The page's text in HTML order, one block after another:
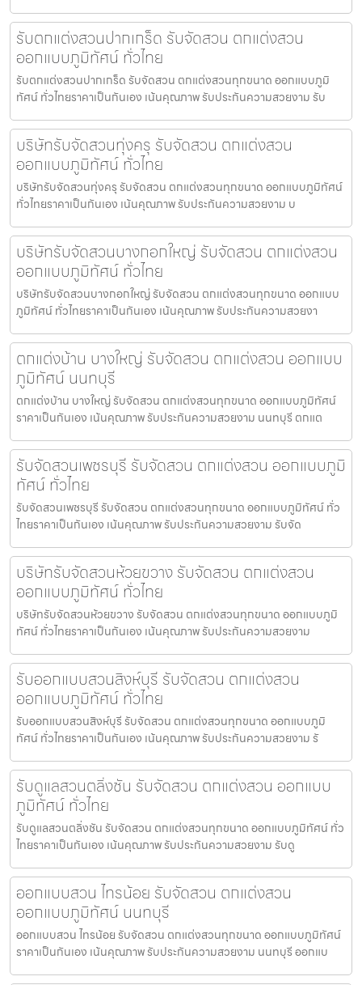
รับตกแต่งสวนปากเกร็ด รับจัดสวน ตกแต่งสวน
ออกแบบภูมิทัศน์ ทั่วไทย
รับตกแต่งสวนปากเกร็ด รับจัดสวน ตกแต่งสวนทุกขนาด ออกแบบภูมิ
ทัศน์ ทั่วไทยราคาเป็นกันเอง เน้นคุณภาพ รับประกันความสวยงาม รับ
บริษัทรับจัดสวนทุ่งครุ รับจัดสวน ตกแต่งสวน
ออกแบบภูมิทัศน์ ทั่วไทย
บริษัทรับจัดสวนทุ่งครุ รับจัดสวน ตกแต่งสวนทุกขนาด ออกแบบภูมิทัศน์
ทั่วไทยราคาเป็นกันเอง เน้นคุณภาพ รับประกันความสวยงาม บ
บริษัทรับจัดสวนบางกอกใหญ่ รับจัดสวน ตกแต่งสวน
ออกแบบภูมิทัศน์ ทั่วไทย
บริษัทรับจัดสวนบางกอกใหญ่ รับจัดสวน ตกแต่งสวนทุกขนาด ออกแบบ
ภูมิทัศน์ ทั่วไทยราคาเป็นกันเอง เน้นคุณภาพ รับประกันความสวยงา
ตกแต่งบ้าน บางใหญ่ รับจัดสวน ตกแต่งสวน ออกแบบ
ภูมิทัศน์ นนทบุรี
ตกแต่งบ้าน บางใหญ่ รับจัดสวน ตกแต่งสวนทุกขนาด ออกแบบภูมิทัศน์
ราคาเป็นกันเอง เน้นคุณภาพ รับประกันความสวยงาม นนทบุรี ตกแต
รับจัดสวนเพชรบุรี รับจัดสวน ตกแต่งสวน ออกแบบภูมิ
ทัศน์ ทั่วไทย
รับจัดสวนเพชรบุรี รับจัดสวน ตกแต่งสวนทุกขนาด ออกแบบภูมิทัศน์ ทั่ว
ไทยราคาเป็นกันเอง เน้นคุณภาพ รับประกันความสวยงาม รับจัด
บริษัทรับจัดสวนห้วยขวาง รับจัดสวน ตกแต่งสวน
ออกแบบภูมิทัศน์ ทั่วไทย
บริษัทรับจัดสวนห้วยขวาง รับจัดสวน ตกแต่งสวนทุกขนาด ออกแบบภูมิ
ทัศน์ ทั่วไทยราคาเป็นกันเอง เน้นคุณภาพ รับประกันความสวยงาม
รับออกแบบสวนสิงห์บุรี รับจัดสวน ตกแต่งสวน
ออกแบบภูมิทัศน์ ทั่วไทย
รับออกแบบสวนสิงห์บุรี รับจัดสวน ตกแต่งสวนทุกขนาด ออกแบบภูมิ
ทัศน์ ทั่วไทยราคาเป็นกันเอง เน้นคุณภาพ รับประกันความสวยงาม รั
รับดูแลสวนตลิ่งชัน รับจัดสวน ตกแต่งสวน ออกแบบ
ภูมิทัศน์ ทั่วไทย
รับดูแลสวนตลิ่งชัน รับจัดสวน ตกแต่งสวนทุกขนาด ออกแบบภูมิทัศน์ ทั่ว
ไทยราคาเป็นกันเอง เน้นคุณภาพ รับประกันความสวยงาม รับดู
ออกแบบสวน ไทรน้อย รับจัดสวน ตกแต่งสวน
ออกแบบภูมิทัศน์ นนทบุรี
ออกแบบสวน ไทรน้อย รับจัดสวน ตกแต่งสวนทุกขนาด ออกแบบภูมิทัศน์
ราคาเป็นกันเอง เน้นคุณภาพ รับประกันความสวยงาม นนทบุรี ออกแบ